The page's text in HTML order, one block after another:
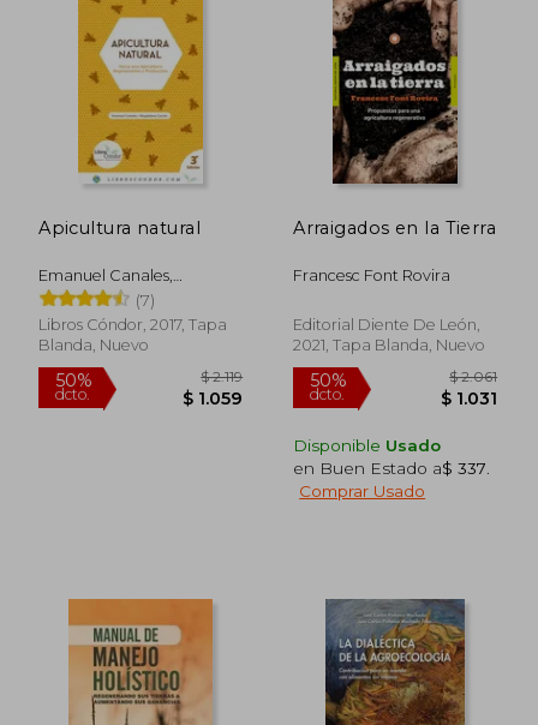
Apicultura natural
Emanuel Canales,
Magdalena Cortés
(7)
Libros Cóndor, 2017, Tapa
Blanda, Nuevo
Arraigados en la Tierra
Francesc Font Rovira
Editorial Diente De León,
2021, Tapa Blanda, Nuevo
Disponible Usado
en Buen Estado a$ 337
Comprar Usado